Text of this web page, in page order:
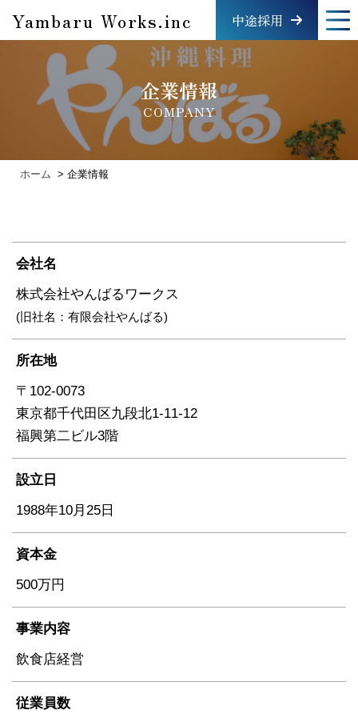
Yambaru Works.inc
企業情報
COMPANY
ホーム 企業情報
会社名
株式会社やんばるワークス
(旧社名：有限会社やんばる)
所在地
〒102-0073
東京都千代田区九段北1-11-12
福興第二ビル3階
設立日
1988年10月25日
資本金
500万円
事業内容
飲食店経営
従業員数
中途採用